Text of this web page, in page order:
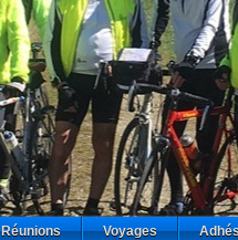
Réunions Voyages